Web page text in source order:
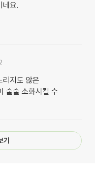
네요.
리지도 않은
술술 소화시킬 수
기